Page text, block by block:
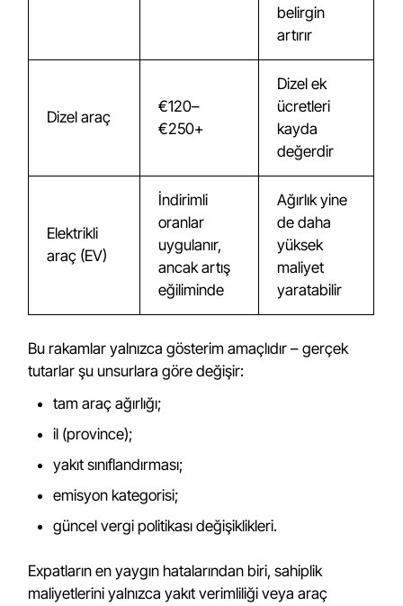
belirgin
artırır
Dizel araç
€120–
€250+
Dizel ek
ücretleri
kayda
değerdir
Elektrikli
araç (EV)
İndirimli
oranlar
uygulanır,
ancak artış
eğiliminde
Ağırlık yine
de daha
yüksek
maliyet
yaratabilir
Bu rakamlar yalnızca gösterim amaçlıdır – gerçek
tutarlar şu unsurlara göre değişir:
tam araç ağırlığı;
il (province);
yakıt sınıflandırması;
emisyon kategorisi;
güncel vergi politikası değişiklikleri.
Expatların en yaygın hatalarından biri, sahiplik
maliyetlerini yalnızca yakıt verimliliği veya araç